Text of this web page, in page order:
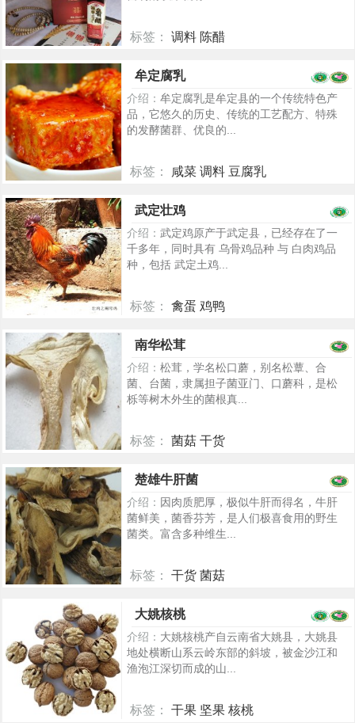
标签： 调料 陈醋
牟定腐乳
介绍： 牟定腐乳是牟定县的一个传统特色产
品，它悠久的历史、传统的工艺配方、特殊
的发酵菌群、优良的...
标签： 咸菜 调料 豆腐乳
武定壮鸡
介绍： 武定鸡原产于武定县，已经存在了一
千多年，同时具有 乌骨鸡品种 与 白肉鸡品
种，包括 武定土鸡...
标签： 禽蛋 鸡鸭
南华松茸
介绍： 松茸，学名松口蘑，别名松蕈、合
菌、台菌，隶属担子菌亚门、口蘑科，是松
栎等树木外生的菌根真...
标签： 菌菇 干货
楚雄牛肝菌
介绍： 因肉质肥厚，极似牛肝而得名，牛肝
菌鲜美，菌香芬芳，是人们极喜食用的野生
菌类。富含多种维生...
标签： 干货 菌菇
大姚核桃
介绍： 大姚核桃产自云南省大姚县，大姚县
地处横断山系云岭东部的斜坡，被金沙江和
渔泡江深切而成的山...
标签： 干果 坚果 核桃